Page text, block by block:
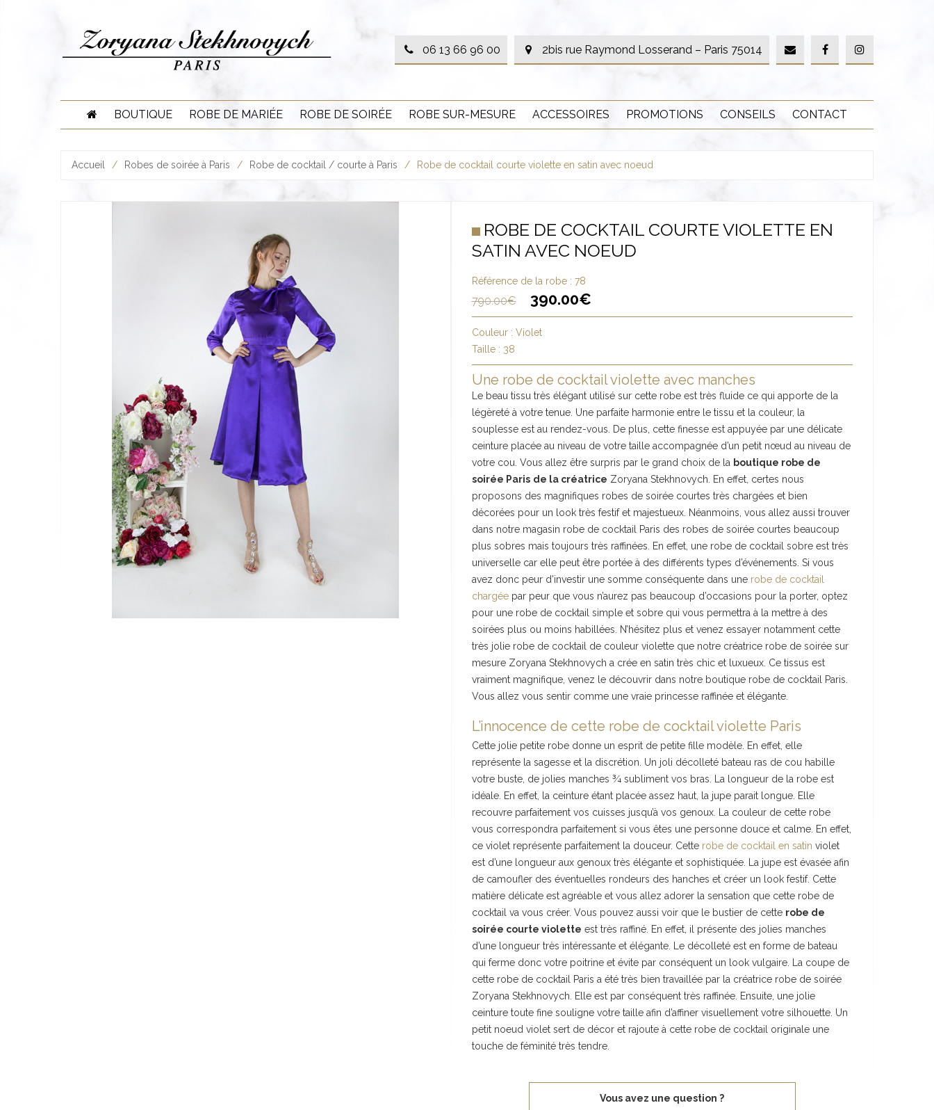
06 13 66 96 00 2bis rue Raymond Losserand – Paris 75014
BOUTIQUE ROBE DE MARIÉE ROBE DE SOIRÉE ROBE SUR-MESURE ACCESSOIRES PROMOTIONS CONSEILS CONTACT
Accueil / Robes de soirée à Paris / Robe de cocktail / courte à Paris / Robe de cocktail courte violette en satin avec noeud
ROBE DE COCKTAIL COURTE VIOLETTE EN
SATIN AVEC NOEUD
Référence de la robe : 78
790.00€ 390.00€
Couleur : Violet
Taille : 38
Une robe de cocktail violette avec manches
Le beau tissu très élégant utilisé sur cette robe est très fluide ce qui apporte de la
légèreté à votre tenue. Une parfaite harmonie entre le tissu et la couleur, la
souplesse est au rendez-vous. De plus, cette finesse est appuyée par une délicate
ceinture placée au niveau de votre taille accompagnée d’un petit nœud au niveau de
votre cou. Vous allez être surpris par le grand choix de la boutique robe de
soirée Paris de la créatrice Zoryana Stekhnovych. En effet, certes nous
proposons des magnifiques robes de soirée courtes très chargées et bien
décorées pour un look très festif et majestueux. Néanmoins, vous allez aussi trouver
dans notre magasin robe de cocktail Paris des robes de soirée courtes beaucoup
plus sobres mais toujours très raffinées. En effet, une robe de cocktail sobre est très
universelle car elle peut être portée à des différents types d’événements. Si vous
avez donc peur d’investir une somme conséquente dans une robe de cocktail
chargéepar peur que vous n’aurez pas beaucoup d’occasions pour la porter, optez
pour une robe de cocktail simple et sobre qui vous permettra à la mettre à des
soirées plus ou moins habillées. N’hésitez plus et venez essayer notamment cette
très jolie robe de cocktail de couleur violette que notre créatrice robe de soirée sur
mesure Zoryana Stekhnovych a crée en satin très chic et luxueux. Ce tissus est
vraiment magnifique, venez le découvrir dans notre boutique robe de cocktail Paris.
Vous allez vous sentir comme une vraie princesse raffinée et élégante.
L’innocence de cette robe de cocktail violette Paris
Cette jolie petite robe donne un esprit de petite fille modèle. En effet, elle
représente la sagesse et la discrétion. Un joli décolleté bateau ras de cou habille
votre buste, de jolies manches ¾ subliment vos bras. La longueur de la robe est
idéale. En effet, la ceinture étant placée assez haut, la jupe parait longue. Elle
recouvre parfaitement vos cuisses jusqu’à vos genoux. La couleur de cette robe
vous correspondra parfaitement si vous êtes une personne douce et calme. En effet,
ce violet représente parfaitement la douceur. Cette robe de cocktail en satin violet
est d’une longueur aux genoux très élégante et sophistiquée. La jupe est évasée afin
de camoufler des éventuelles rondeurs des hanches et créer un look festif. Cette
matière délicate est agréable et vous allez adorer la sensation que cette robe de
cocktail va vous créer. Vous pouvez aussi voir que le bustier de cette robe de
soirée courte violette est très raffiné. En effet, il présente des jolies manches
d’une longueur très intéressante et élégante. Le décolleté est en forme de bateau
qui ferme donc votre poitrine et évite par conséquent un look vulgaire. La coupe de
cette robe de cocktail Paris a été très bien travaillée par la créatrice robe de soirée
Zoryana Stekhnovych. Elle est par conséquent très raffinée. Ensuite, une jolie
ceinture toute fine souligne votre taille afin d’affiner visuellement votre silhouette. Un
petit noeud violet sert de décor et rajoute à cette robe de cocktail originale une
touche de féminité très tendre.
Vous avez une question ?